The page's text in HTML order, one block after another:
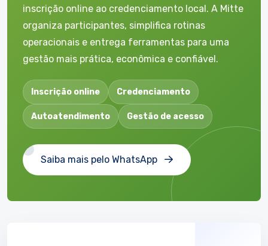
inscrição online ao credenciamento local. A Mitte
organiza participantes, simplifica rotinas
operacionais e entrega ferramentas para uma
gestão mais prática, econômica e confiável.
Inscrição online Credenciamento
Autoatendimento Gestão de acesso
Saiba mais pelo WhatsApp